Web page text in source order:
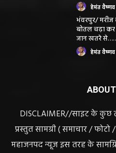
हेमंत वैष्णव
भंवरपुर/ मरीज
बोतल चढ़ा कर
जान खतरे
हेमंत वैष्णव
DISCLAIMER//साइट के कुछ
प्रस्तुत सामग्री ( समाचार /
महाजनपद न्यूज इस तरह के